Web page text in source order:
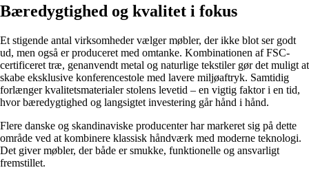
Bæredygtighed og kvalitet i fokus
Et stigende antal virksomheder vælger møbler, der ikke blot ser godt
ud, men også er produceret med omtanke. Kombinationen af FSC-
certificeret træ, genanvendt metal og naturlige tekstiler gør det muligt at
skabe eksklusive konferencestole med lavere miljøaftryk. Samtidig
forlænger kvalitetsmaterialer stolens levetid – en vigtig faktor i en tid,
hvor bæredygtighed og langsigtet investering går hånd i hånd.
Flere danske og skandinaviske producenter har markeret sig på dette
område ved at kombinere klassisk håndværk med moderne teknologi.
Det giver møbler, der både er smukke, funktionelle og ansvarligt
fremstillet.